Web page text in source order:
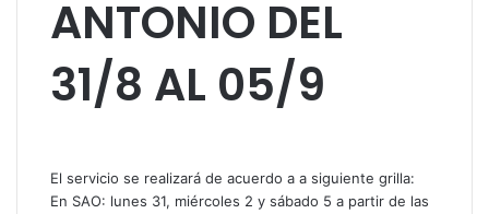
ANTONIO DEL
31/8 AL 05/9
El servicio se realizará de acuerdo a a siguiente grilla:
En SAO: lunes 31, miércoles 2 y sábado 5 a partir de las